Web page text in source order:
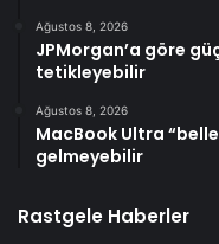
Ağustos 8, 2026
JPMorgan’a göre
tetikleyebilir
Ağustos 8, 2026
MacBook Ultra
gelmeyebilir
Rastgele Haberler